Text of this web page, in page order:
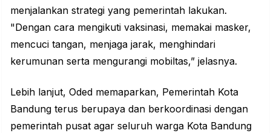
menjalankan strategi yang pemerintah lakukan.
"Dengan cara mengikuti vaksinasi, memakai masker,
mencuci tangan, menjaga jarak, menghindari
kerumunan serta mengurangi mobiltas,” jelasnya.
Lebih lanjut, Oded memaparkan, Pemerintah Kota
Bandung terus berupaya dan berkoordinasi dengan
pemerintah pusat agar seluruh warga Kota Bandung